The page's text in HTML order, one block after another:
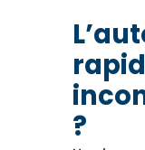
?